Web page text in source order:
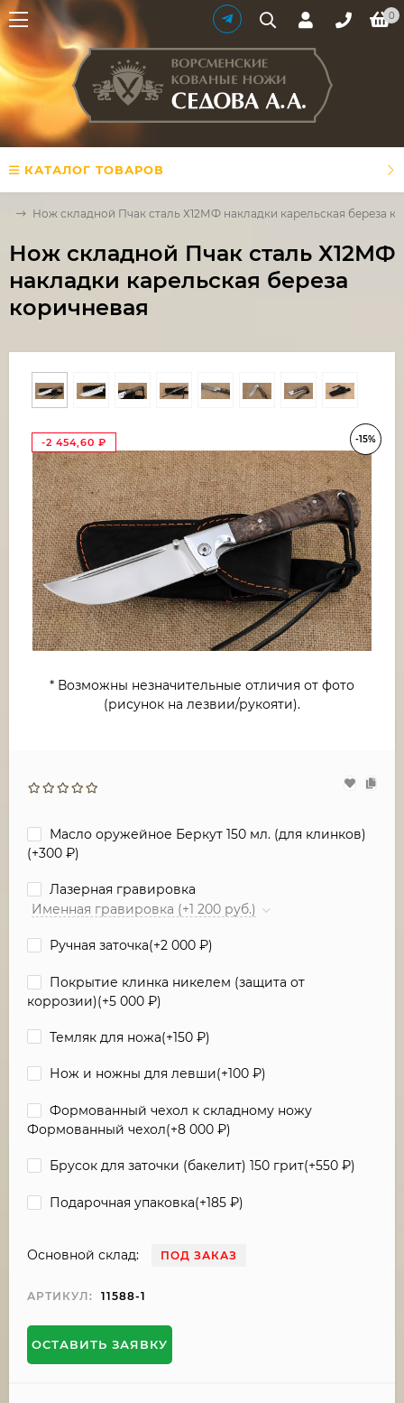
0
КАТАЛОГ ТОВАРОВ
Нож складной Пчак сталь Х12МФ накладки карельская береза
Нож складной Пчак сталь Х12МФ
накладки карельская береза
коричневая
-15%
-2 454,60 ₽
* Возможны незначительные отличия от фото
(рисунок на лезвии/рукояти).
Масло оружейное Беркут 150 мл. (для клинков)
(+300 ₽)
Лазерная гравировка
Именная гравировка (+1 200 руб.)
Ручная заточка(+2 000 ₽)
Покрытие клинка никелем (защита от
коррозии)(+5 000 ₽)
Темляк для ножа(+150 ₽)
Нож и ножны для левши(+100 ₽)
Формованный чехол к складному ножу
Формованный чехол(+8 000 ₽)
Брусок для заточки (бакелит) 150 грит(+550 ₽)
Подарочная упаковка(+185 ₽)
Основной склад: ПОД ЗАКАЗ
АРТИКУЛ: 11588-1
ОСТАВИТЬ ЗАЯВКУ